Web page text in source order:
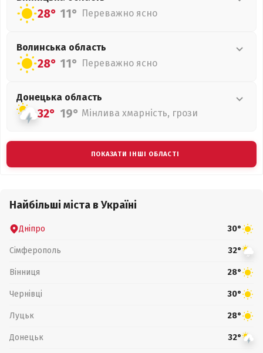
28° 11° Переважно ясно
Волинська область
28° 11° Переважно ясно
Донецька область
32° 19° Мінлива хмарність, грози
ПОКАЗАТИ ІНШІ ОБЛАСТІ
Найбільші міста в Україні
Дніпро 30°
Сімферополь 32°
Вінниця 28°
Чернівці 30°
Луцьк 28°
Донецьк 32°